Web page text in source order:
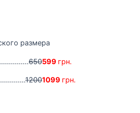
размера
650599 грн.
12001099 грн.